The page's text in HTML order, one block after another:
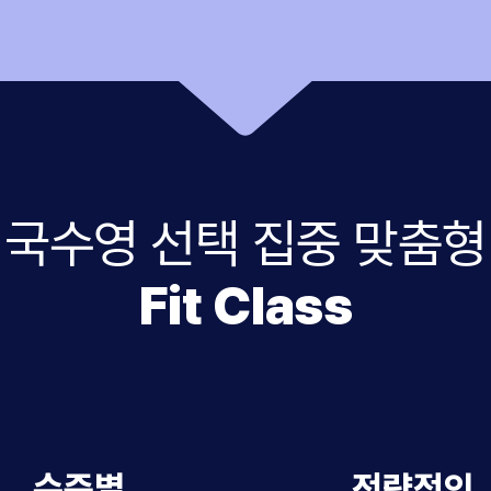
국수영 선택 집중 맞춤형
Fit Class